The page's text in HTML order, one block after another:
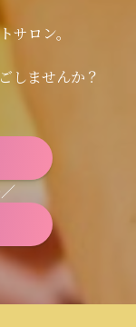
サロン。
しませんか？